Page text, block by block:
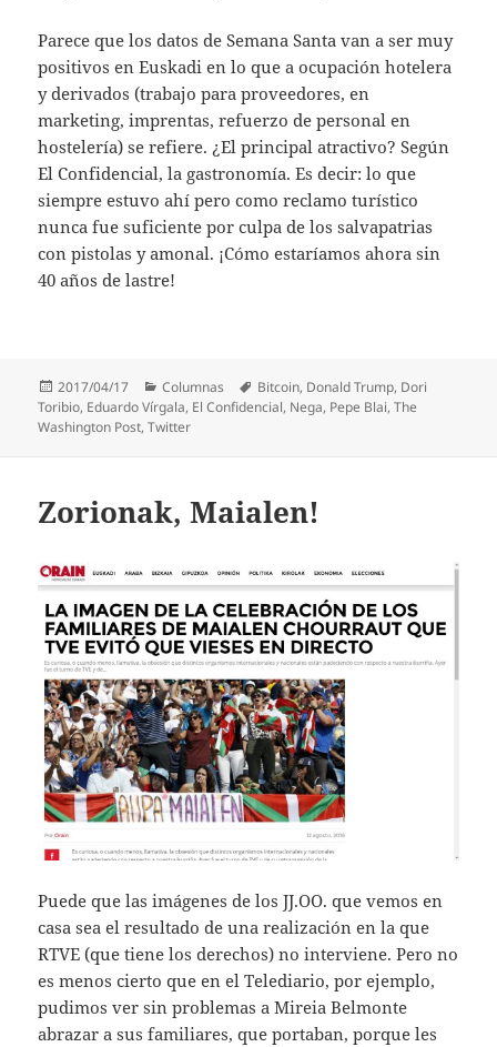
Parece que los datos de Semana Santa van a ser muy
positivos en Euskadi en lo que a ocupación hotelera
y derivados (trabajo para proveedores, en
marketing, imprentas, refuerzo de personal en
hostelería) se refiere. ¿El principal atractivo? Según
El Confidencial, la gastronomía. Es decir: lo que
siempre estuvo ahí pero como reclamo turístico
nunca fue suficiente por culpa de los salvapatrias
con pistolas y amonal. ¡Cómo estaríamos ahora sin
40 años de lastre!
Publicado
el
2017/04/17 Categorías
Columnas Etiquetas
Bitcoin, Donald Trump, Dori
Toribio, Eduardo Vírgala, El Confidencial, Nega, Pepe Blai,The
Washington Post,Twitter
Zorionak, Maialen!
Puede que las imágenes de los JJ.OO. que vemos en
casa sea el resultado de una realización en la que
RTVE (que tiene los derechos) no interviene. Pero no
es menos cierto que en el Telediario, por ejemplo,
pudimos ver sin problemas a Mireia Belmonte
abrazar a sus familiares, que portaban, porque les